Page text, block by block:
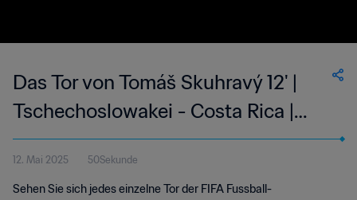
Das Tor von Tomáš Skuhravý 12' |
Tschechoslowakei - Costa Rica |
FIFA Fussball-Weltmeisterschaft
Italien 1990™
12. Mai 2025 50Sekunde
Sehen Sie sich jedes einzelne Tor der FIFA Fussball-